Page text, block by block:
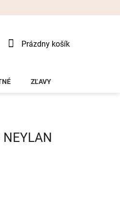
Nákupný
Prázdny košík
ZĽAVY